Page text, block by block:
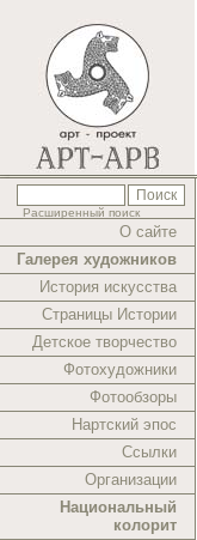
Расширенный поиск
О сайте
Галерея художников
История искусства
Страницы Истории
Детское творчество
Фотохудожники
Фотообзоры
Нартский эпос
Ссылки
Организации
Национальный
колорит